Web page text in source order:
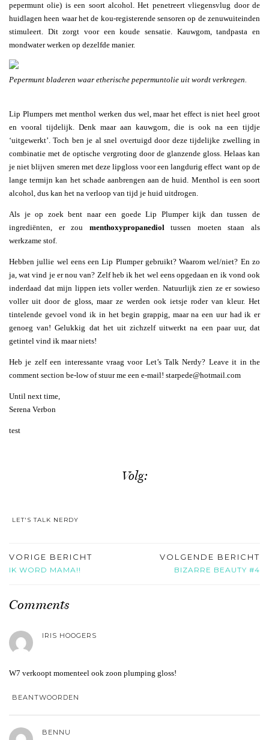
pepermunt olie) is een soort alcohol. Het penetreert vliegensvlug door de
huidlagen heen waar het de kou-registerende sensoren op de zenuwuiteinden
stimuleert. Dit zorgt voor een koude sensatie. Kauwgom, tandpasta en
mondwater werken op dezelfde manier.
Pepermunt bladeren waar etherische pepermuntolie uit wordt verkregen.
Lip Plumpers met menthol werken dus wel, maar het effect is niet heel groot
en vooral tijdelijk. Denk maar aan kauwgom, die is ook na een tijdje
‘uitgewerkt’. Toch ben je al snel overtuigd door deze tijdelijke zwelling in
combinatie met de optische vergroting door de glanzende gloss. Helaas kan
je niet blijven smeren met deze lipgloss voor een langdurig effect want op de
lange termijn kan het schade aanbrengen aan de huid. Menthol is een soort
alcohol, dus kan het na verloop van tijd je huid uitdrogen.
Als je op zoek bent naar een goede Lip Plumper kijk dan tussen de
ingrediënten, er zou menthoxypropanedioltussen moeten staan als
werkzame stof.
Hebben jullie wel eens een Lip Plumper gebruikt? Waarom wel/niet? En zo
ja, wat vind je er nou van? Zelf heb ik het wel eens opgedaan en ik vond ook
inderdaad dat mijn lippen iets voller werden. Natuurlijk zien ze er sowieso
voller uit door de gloss, maar ze werden ook ietsje roder van kleur. Het
tintelende gevoel vond ik in het begin grappig, maar na een uur had ik er
genoeg van! Gelukkig dat het uit zichzelf uitwerkt na een paar uur, dat
getintel vind ik maar niets!
Heb je zelf een interessante vraag voor Let’s Talk Nerdy? Leave it in the
comment section be-low of stuur me een e-mail! starpede@hotmail.com
Until next time,
Serena Verbon
test
Volg:
LET'S TALK NERDY
VORIGE BERICHT
IK WORD MAMA!!
VOLGENDE BERICHT
BIZARRE BEAUTY #4
Comments
IRIS HOOGERS
W7 verkoopt momenteel ook zoon plumping gloss!
BEANTWOORDEN
BENNU